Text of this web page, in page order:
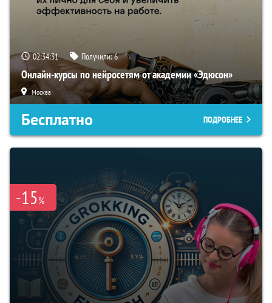
02:34:30 Получили:6
Онлайн-курсы по нейросетям от академии «Эдюсон»
Москва
Бесплатно ПОДРОБНЕЕ
-15%